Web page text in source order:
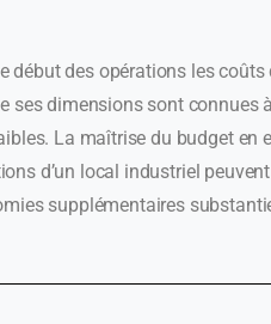
début des opérations les
ses dimensions sont connues
La maîtrise du budget en
d’un local industriel
supplémentaires